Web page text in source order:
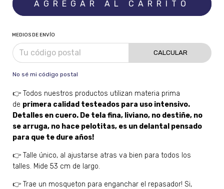
MEDIOS DE ENVÍO
CALCULAR
No sé mi código postal
👉 Todos nuestros productos utilizan materia prima
de primera calidad testeados para uso intensivo.
Detalles en cuero. De tela fina, liviano, no destiñe, no
se arruga, no hace pelotitas, es un delantal pensado
para que te dure años!
👉 Talle único, al ajustarse atras va bien para todos los
talles. Mide 53 cm de largo.
👉 Trae un mosqueton para enganchar el repasador! Si,